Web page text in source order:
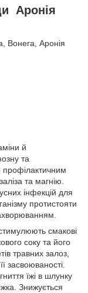
Аронія
Вонега, Аронія
й
та
та магнію.
інфекцій для
протистояти
смакові
соку та його
травних залоз,
засвоюваності.
їжі в шлунку
Знижується